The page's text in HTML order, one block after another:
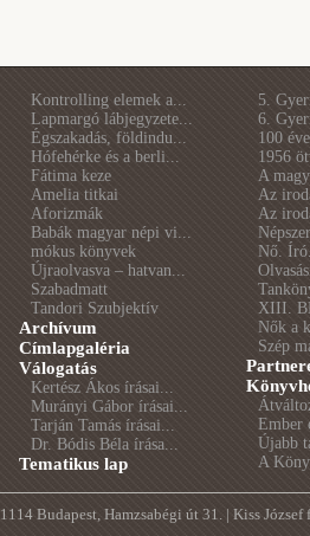
Kontrolling elemek a...
Lapmargó lábjegyzete...
Égszakadás, földindu...
Hófehérke és a berli...
Fátima keze
Amelia titkai
Aforizmák
Babák magyar népi vi...
mókus könyvek
Újraolvasva – hatvan...
Szabadmatt
Tandori Szubjektív
Archívum
Címlapgaléria
Válogatás
Kertész Ákos írásai...
Murányi Gábor írásai...
Tarján Tamás írásai...
Dr. Bódis Béla írása...
Tematikus lap
5.
6.
100
1956
A
Az
Az
Nő.
XIII.
Nők a
Szép
Ember
Újabb
A
1114 Budapest, Hamzsabégi út 31. | Kiss